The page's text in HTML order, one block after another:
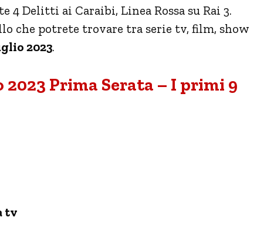
4 Delitti ai Caraibi, Linea Rossa su Rai 3.
che potrete trovare tra serie tv, film, show
2023.
Prima Serata – I primi 9
tv